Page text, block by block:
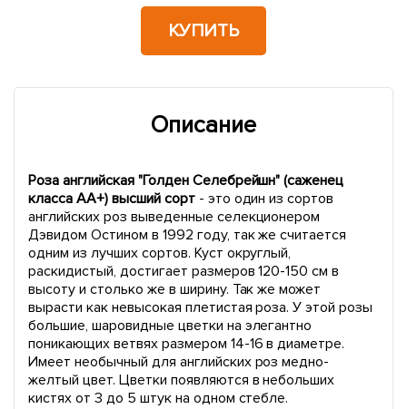
КУПИТЬ
Описание
Роза английская "Голден Селебрейшн" (саженец
класса АА+) высший сорт - это один из сортов
английских роз выведенные селекционером
Дэвидом Остином в 1992 году, так же считается
одним из лучших сортов. Куст округлый,
раскидистый, достигает размеров 120-150 см в
высоту и столько же в ширину. Так же может
вырасти как невысокая плетистая роза. У этой розы
большие, шаровидные цветки на элегантно
поникающих ветвях размером 14-16 в диаметре.
Имеет необычный для английских роз медно-
желтый цвет. Цветки появляются в небольших
кистях от 3 до 5 штук на одном стебле.